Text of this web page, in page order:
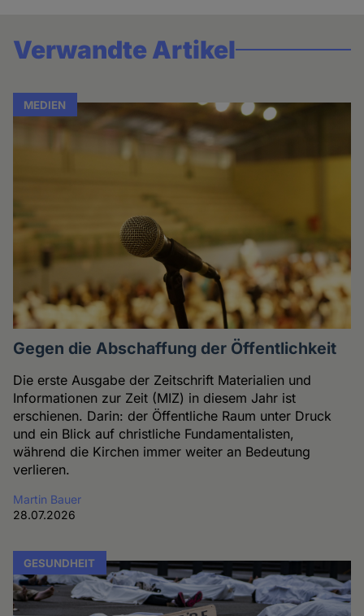
Verwandte Artikel
MEDIEN
Gegen die Abschaffung der Öffentlichkeit
Die erste Ausgabe der Zeitschrift Materialien und
Informationen zur Zeit (MIZ) in diesem Jahr ist
erschienen. Darin: der Öffentliche Raum unter Druck
und ein Blick auf christliche Fundamentalisten,
während die Kirchen immer weiter an Bedeutung
verlieren.
Martin Bauer
28.07.2026
GESUNDHEIT